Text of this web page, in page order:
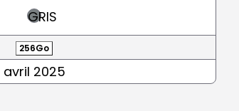
GRIS
256Go
avril 2025